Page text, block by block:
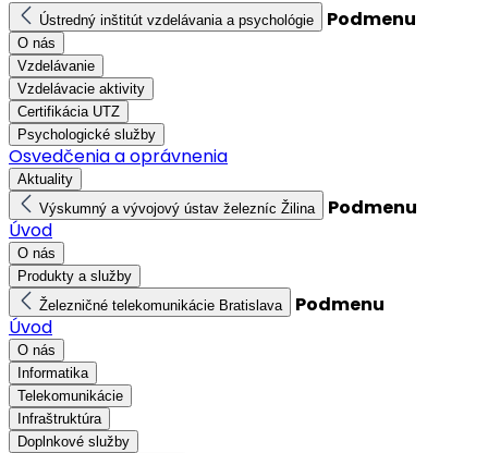
Ústredný inštitút vzdelávania a psychológie Podmenu
O nás
Vzdelávanie
Vzdelávacie aktivity
Certifikácia UTZ
Psychologické služby
Osvedčenia a oprávnenia
Aktuality
Výskumný a vývojový ústav železníc Žilina
Podmenu
Úvod
O nás
Produkty a služby
Železničné telekomunikácie Bratislava
Podmenu
Úvod
O nás
Informatika
Telekomunikácie
Infraštruktúra
Doplnkové služby